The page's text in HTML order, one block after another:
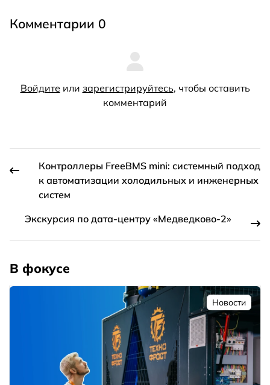
Комментарии 0
Войдите или зарегистрируйтесь, чтобы оставить
комментарий
Контроллеры FreeBMS mini: системный подход
к автоматизации холодильных и инженерных
систем
Экскурсия по дата-центру «Медведково-2»
В фокусе
Новости